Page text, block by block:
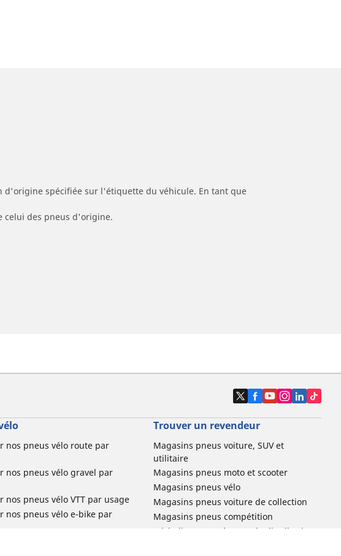
d'origine spécifiée sur l'étiquette du véhicule. En tant que
celui des pneus d'origine.
nos pneus vélo route par
nos pneus vélo gravel par
nos pneus vélo VTT par usage
nos pneus vélo e-bike par
Trouver un revendeur
Magasins pneus voiture, SUV et
utilitaire
Magasins pneus moto et scooter
Magasins pneus vélo
Magasins pneus voiture de collection
Magasins pneus compétition
Michelin et ses réseaux de distribution